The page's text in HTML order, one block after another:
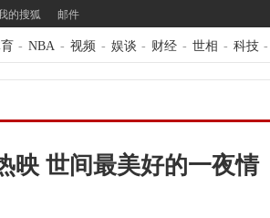
的搜狐 邮件
- NBA - 视频 - 娱谈 - 财经 - 世相 - 科技 -
映 世间最美好的一夜情